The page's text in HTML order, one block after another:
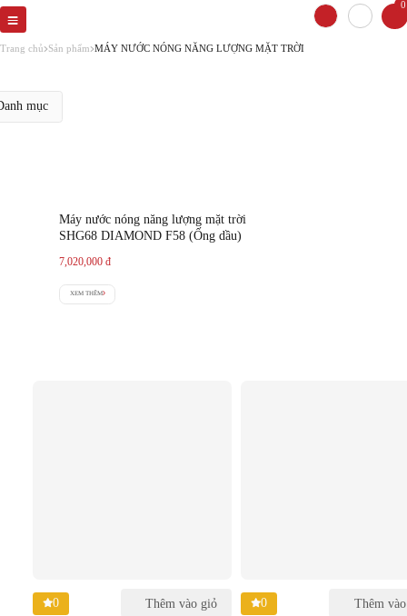
0
Trang chủ Sản phẩm MÁY NƯỚC NÓNG NĂNG LƯỢNG MẶT TRỜI
mục
Máy nước nóng năng lượng mặt trời
SHG68 DIAMOND F58 (Ống dầu)
7,020,000 đ
XEM THÊM
0 Thêm vào giỏ 0 Thêm